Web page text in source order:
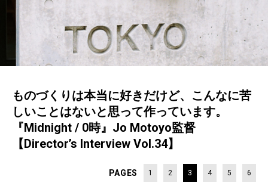
ものづくりは本当に好きだけど、こんなに苦
しいことはないと思って作っています。
『Midnight / 0時』Jo Motoyo監督
【Director’s Interview Vol.34】
PAGES 1 2 3 4 5 6